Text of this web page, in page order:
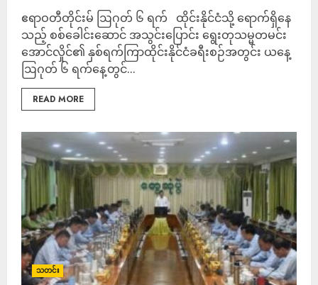
ဧရာဝတီတိုင်းမ် ဩဂုတ် ၆ ရက် ထိုင်းနိုင်ငံသို့ ရောက်ရှိနေ
သည့် စစ်ခေါင်းဆောင် အသွင်းပြောင်း ရွေးတုသမ္မတမင်း
အောင်လှိုင်၏ နှစ်ရက်ကြာထိုင်းနိုင်ငံခရီးစဉ်အတွင်း ယနေ့
ဩဂုတ် ၆ ရက်နေ့တွင်...
READ MORE
သတင်း